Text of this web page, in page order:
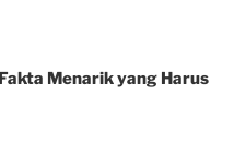
Menarik yang Harus